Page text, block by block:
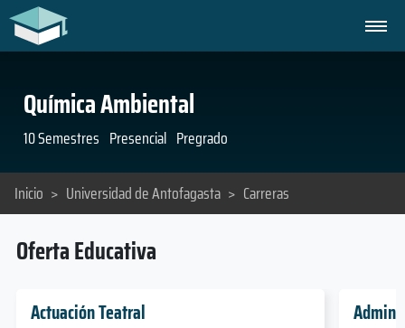
Química Ambiental
10 Semestres Presencial Pregrado
Inicio > Universidad de Antofagasta > Carreras
Oferta Educativa
Actuación Teatral